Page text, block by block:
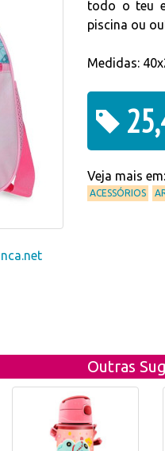
todo o teu
piscina ou
Medidas:
Veja mais em:
ACESSÓRIOS
Outras